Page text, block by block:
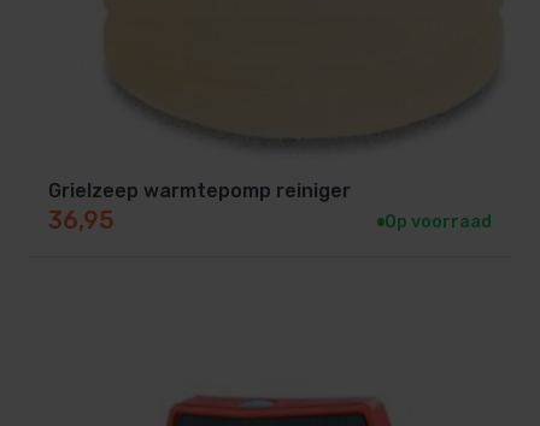
Grielzeep warmtepomp reiniger
36,95 Op voorraad